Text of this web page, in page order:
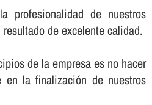
profesionalidad de nuestros
de excelente calidad.
de la empresa es no hacer
en la finalización de nuestros